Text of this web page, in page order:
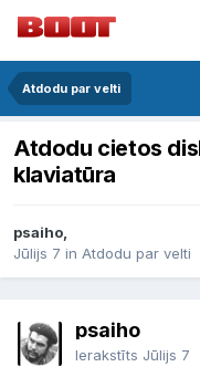
Atdodu par velti
Atdodu cietos
klaviatūra
psaiho,
Jūlijs 7 in Atdodu par velti
psaiho
Ierakstīts Jūlijs 7